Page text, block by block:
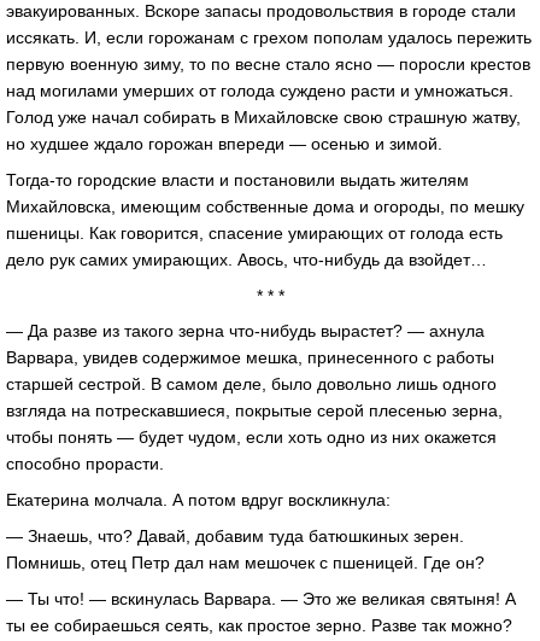
эвакуированных. Вскоре запасы продовольствия в городе стали
иссякать. И, если горожанам с грехом пополам удалось пережить
первую военную зиму, то по весне стало ясно — поросли крестов
над могилами умерших от голода суждено расти и умножаться.
Голод уже начал собирать в Михайловске свою страшную жатву,
но худшее ждало горожан впереди — осенью и зимой.
Тогда-то городские власти и постановили выдать жителям
Михайловска, имеющим собственные дома и огороды, по мешку
пшеницы. Как говорится, спасение умирающих от голода есть
дело рук самих умирающих. Авось, что-нибудь да взойдет…
* * *
— Да разве из такого зерна что-нибудь вырастет? — ахнула
Варвара, увидев содержимое мешка, принесенного с работы
старшей сестрой. В самом деле, было довольно лишь одного
взгляда на потрескавшиеся, покрытые серой плесенью зерна,
чтобы понять — будет чудом, если хоть одно из них окажется
способно прорасти.
Екатерина молчала. А потом вдруг воскликнула:
— Знаешь, что? Давай, добавим туда батюшкиных зерен.
Помнишь, отец Петр дал нам мешочек с пшеницей. Где он?
— Ты что! — вскинулась Варвара. — Это же великая святыня! А
ты ее собираешься сеять, как простое зерно. Разве так можно?